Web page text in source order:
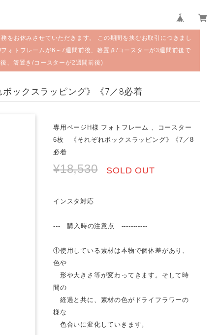
をお休みさせていただきます。 この期間を挟むお取引につきまし
ォトフレームが6～7週間前後、箸置き/コースターが3週間前後で
、箸置き/コースターが2週間前後)
ックスラッピング》《7／8必着
専用ページH様 フォトフレーム 、コースター
6枚 《それぞれボックスラッピング》《7／8
必着
¥18,530 SOLD OUT
インスタ対応
--- 購入時の注意点 -----------
①使用している素材は本物で個体差があり、
色や
形や大きさ等が変わってきます。そして時
間の
経過と共に、素材の色がドライフラワーの
様な
色合いに変化していきます。